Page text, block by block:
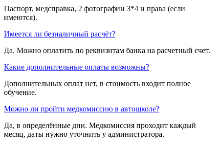
Паспорт, медсправка, 2 фотографии 3*4 и права (если
имеются).
Имеется ли безналичный расчёт?
Да. Можно оплатить по реквизитам банка на расчетный счет.
Какие дополнительные оплаты возможны?
Дополнительных оплат нет, в стоимость входит полное
обучение.
Можно ли пройти медкомиссию в автошколе?
Да, в определённые дни. Медкомиссия проходит каждый
месяц, даты нужно уточнить у администратора.